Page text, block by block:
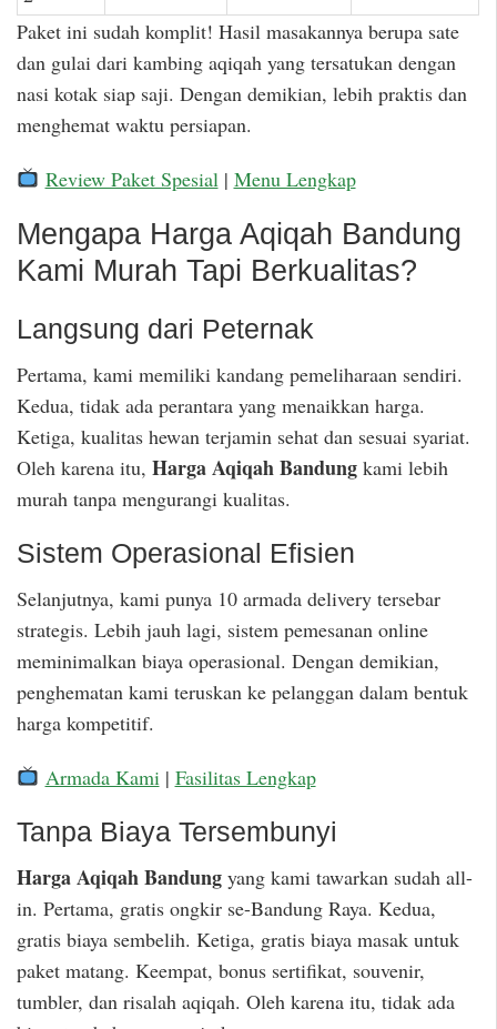
Paket ini sudah komplit! Hasil masakannya berupa sate
dan gulai dari kambing aqiqah yang tersatukan dengan
nasi kotak siap saji. Dengan demikian, lebih praktis dan
menghemat waktu persiapan.
Review Paket Spesial | Menu Lengkap
Mengapa Harga Aqiqah Bandung
Kami Murah Tapi Berkualitas?
Langsung dari Peternak
Pertama, kami memiliki kandang pemeliharaan sendiri.
Kedua, tidak ada perantara yang menaikkan harga.
Ketiga, kualitas hewan terjamin sehat dan sesuai syariat.
Oleh karena itu, Harga Aqiqah Bandung kami lebih
murah tanpa mengurangi kualitas.
Sistem Operasional Efisien
Selanjutnya, kami punya 10 armada delivery tersebar
strategis. Lebih jauh lagi, sistem pemesanan online
meminimalkan biaya operasional. Dengan demikian,
penghematan kami teruskan ke pelanggan dalam bentuk
harga kompetitif.
Armada Kami | Fasilitas Lengkap
Tanpa Biaya Tersembunyi
Harga Aqiqah Bandung yang kami tawarkan sudah all-
in. Pertama, gratis ongkir se-Bandung Raya. Kedua,
gratis biaya sembelih. Ketiga, gratis biaya masak untuk
paket matang. Keempat, bonus sertifikat, souvenir,
tumbler, dan risalah aqiqah. Oleh karena itu, tidak ada